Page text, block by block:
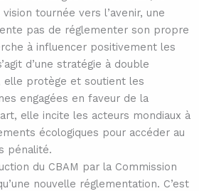
tournée vers l’avenir, une
pas de réglementer son propre
à influencer positivement les
d’une stratégie à double
elle protège et soutient les
engagées en faveur de la
elle incite les acteurs mondiaux à
écologiques pour accéder au
pénalité.
du CBAM par la Commission
nouvelle réglementation. C’est